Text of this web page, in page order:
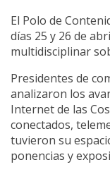
El Polo de
días 25 y 26 de
multidisciplinar
Presidentes de
analizaron los
Internet de las
conectados,
tuvieron su
ponencias y